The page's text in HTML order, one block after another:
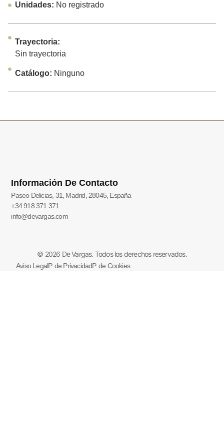
Unidades: No registrado
Trayectoria:
Sin trayectoria
Catálogo: Ninguno
Información De Contacto
Paseo Delicias, 31, Madrid, 28045, España
+34 918 371 371
info@devargas.com
© 2026 De Vargas. Todos los derechos reservados.
Aviso LegalP. de PrivacidadP. de Cookies